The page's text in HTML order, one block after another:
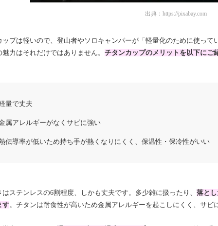
出典： https://pixabay.com
ップは軽いので、登山者やソロキャンパーが「軽量化のために使っ
魅力はそれだけではありません。 チタンカップの メリットを以下にご
量で丈夫
属アレルギーがなくサビに強い
伝導率が低いため持ち手が熱くなりにくく、保温性・保冷性がいい
はステンレスの6割程度、しかも丈夫です。多少雑に扱ったり、 落と
す。チタンは耐食性が高いため金属アレルギーを起こしにくく、サビ